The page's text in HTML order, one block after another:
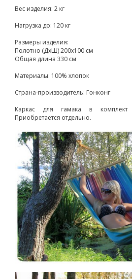
Вес изделия: 2 кг
Нагрузка до: 120 кг
Размеры изделия:
Полотно (ДхШ) 200х100 см
Общая длина 330 см
Материалы: 100% хлопок
Страна-производитель: Гонконг
Каркас для гамака в комплект
Приобретается отдельно.